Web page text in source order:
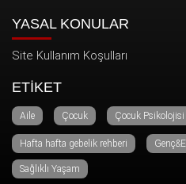
YASAL KONULAR
Site Kullanım Koşulları
ETİKET
Aile Çocuk Çocuk Psikolojisi
Hafta hafta gebelik rehberi
Sağlıklı Yaşam